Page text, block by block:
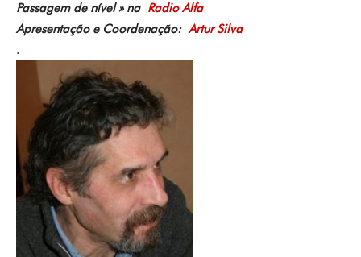
Passagem de nível » na Radio Alfa
Apresentação e Coordenação:Artur Silva
.